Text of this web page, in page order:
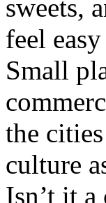
sweets,
feel
Small
the
culture
Isn’t it a